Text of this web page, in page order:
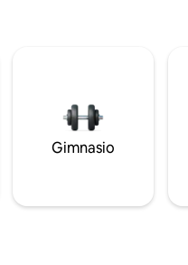
Gimnasio